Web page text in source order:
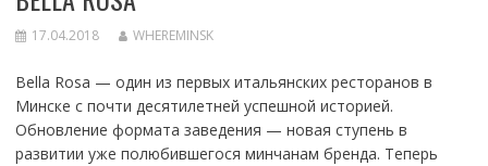
17.04.2018 WHEREMINSK
Bella Rosa — один из первых итальянских ресторанов в
Минске с почти десятилетней успешной историей.
Обновление формата заведения — новая ступень в
развитии уже полюбившегося минчанам бренда. Теперь